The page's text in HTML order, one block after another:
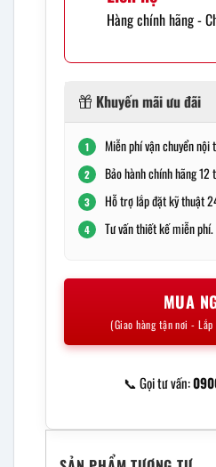
Hàng chính hãng -
Khuyến mãi ưu đãi
1 Miễn phí vận chuyển nội
2 Bảo hành chính hãng 12
3 Hỗ trợ lắp đặt kỹ thuật
4 Tư vấn thiết kế miễn phí.
MUA
(Giao hàng tận nơi - Lắp
📞 Gọi tư vấn: